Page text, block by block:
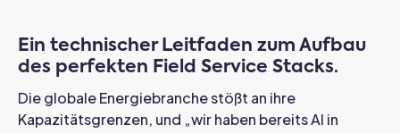
Ein technischer Leitfaden zum Aufbau
des perfekten Field Service Stacks.
Die globale Energiebranche stößt an ihre
Kapazitätsgrenzen, und „wir haben bereits AI in